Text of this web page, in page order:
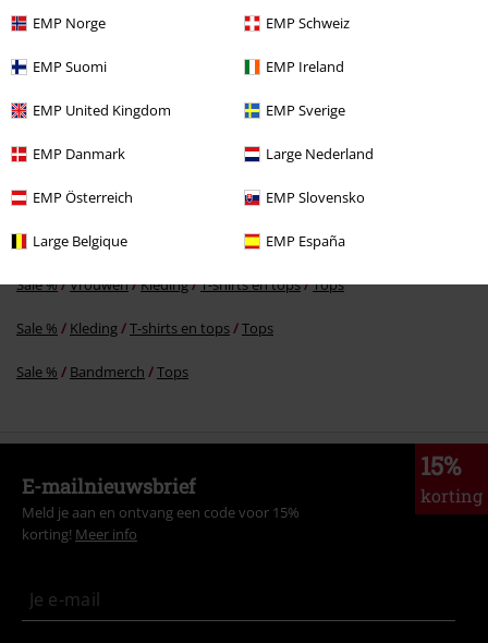
EMP Norge EMP Schweiz
EMP Suomi EMP Ireland
EMP United Kingdom EMP Sverige
EMP Danmark Large Nederland
EMP Österreich EMP Slovensko
Large Belgique EMP España
€ 25,99
Meer categorieën. Meer opties.
Kleding T-shirts en tops
Kleding & accessoires Tops
Sale % Vrouwen Kleding T-shirts en tops Tops
Sale % Kleding T-shirts en tops Tops
Sale % Bandmerch Tops
15%
korting
E-mailnieuwsbrief
Meld je aan en ontvang een code voor 15%
korting! Meer info